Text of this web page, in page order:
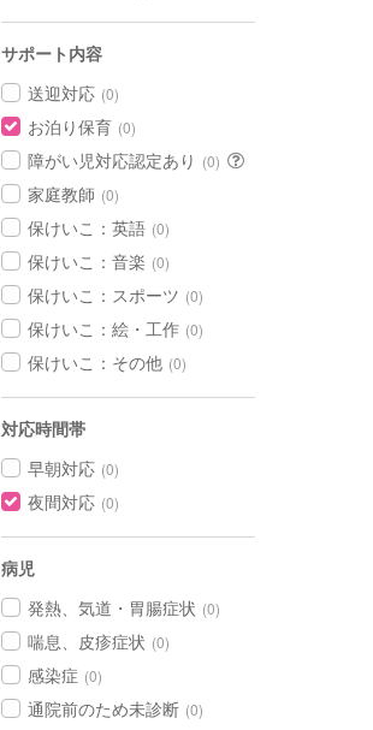
サポート内容
送迎対応 (0)
お泊り保育 (0)
障がい児対応認定あり (0)
家庭教師 (0)
保けいこ：英語 (0)
保けいこ：音楽 (0)
保けいこ：スポーツ (0)
保けいこ：絵・工作 (0)
保けいこ：その他 (0)
対応時間帯
早朝対応 (0)
夜間対応 (0)
病児
発熱、気道・胃腸症状 (0)
喘息、皮疹症状 (0)
感染症 (0)
通院前のため未診断 (0)